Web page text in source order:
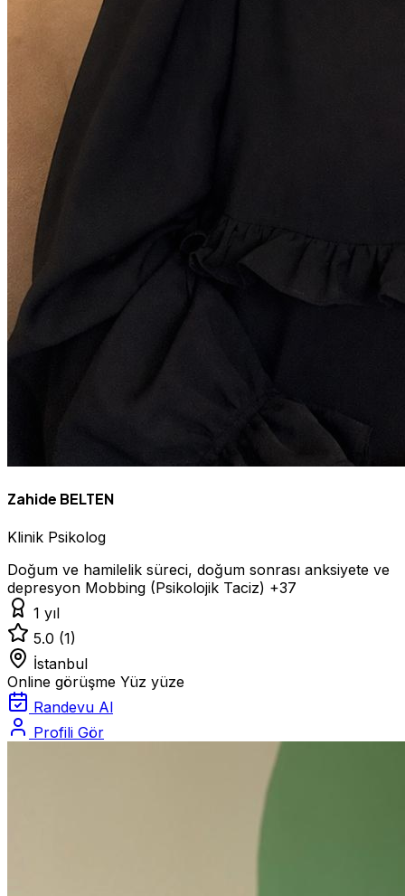
Zahide BELTEN
Klinik Psikolog
Doğum ve hamilelik süreci, doğum sonrası anksiyete ve
depresyon Mobbing (Psikolojik Taciz) +37
1 yıl
5.0 (1)
İstanbul
Online görüşme Yüz yüze
Randevu Al
Profili Gör